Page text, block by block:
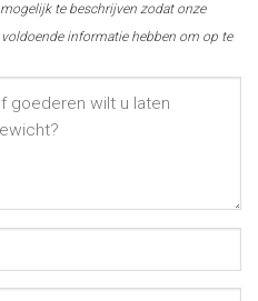
te beschrijven zodat onze
informatie hebben om op te